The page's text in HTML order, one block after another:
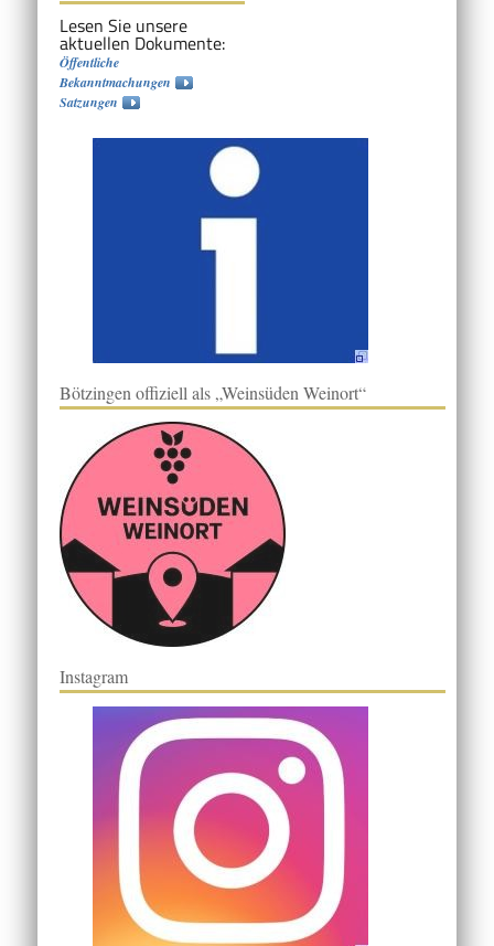
Lesen Sie unsere
aktuellen Dokumente:
Öffentliche
Bekanntmachungen
Satzungen
Bötzingen offiziell als „Weinsüden Weinort“
Instagram